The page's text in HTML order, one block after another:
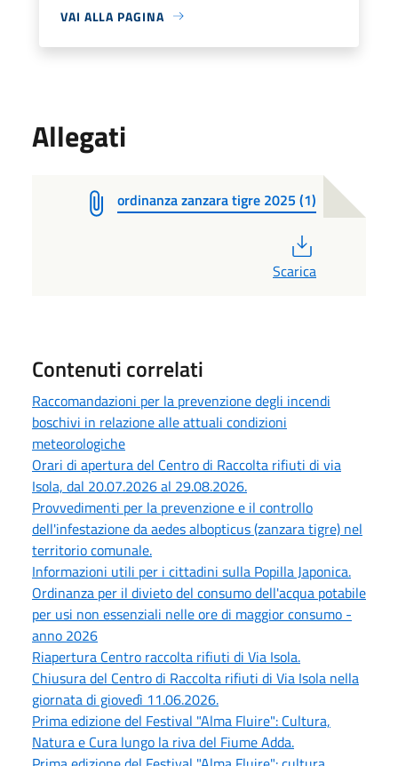
VAI ALLA PAGINA
Allegati
ordinanza zanzara tigre 2025 (1)
Scarica
Contenuti correlati
Raccomandazioni per la prevenzione degli incendi
boschivi in relazione alle attuali condizioni
meteorologiche
Orari di apertura del Centro di Raccolta rifiuti di via
Isola, dal 20.07.2026 al 29.08.2026.
Provvedimenti per la prevenzione e il controllo
dell'infestazione da aedes albopticus (zanzara tigre) nel
territorio comunale.
Informazioni utili per i cittadini sulla Popilla Japonica.
Ordinanza per il divieto del consumo dell'acqua potabile
per usi non essenziali nelle ore di maggior consumo -
anno 2026
Riapertura Centro raccolta rifiuti di Via Isola.
Chiusura del Centro di Raccolta rifiuti di Via Isola nella
giornata di giovedì 11.06.2026.
Prima edizione del Festival "Alma Fluire": Cultura,
Natura e Cura lungo la riva del Fiume Adda.